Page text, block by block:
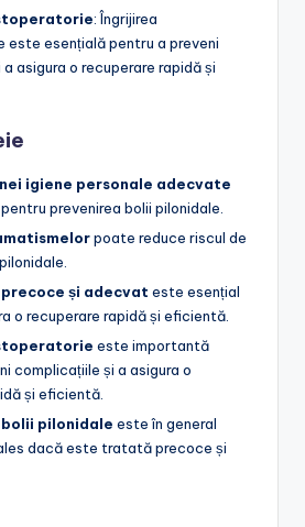
: Îngrijirea
esențială pentru a preveni
asigura o recuperare rapidă și
igiene personale adecvate
prevenirea bolii pilonidale.
poate reduce riscul de
și adecvat este esențial
o recuperare rapidă și eficientă.
este importantă
complicațiile și a asigura o
și eficientă.
pilonidale este în general
dacă este tratată precoce și